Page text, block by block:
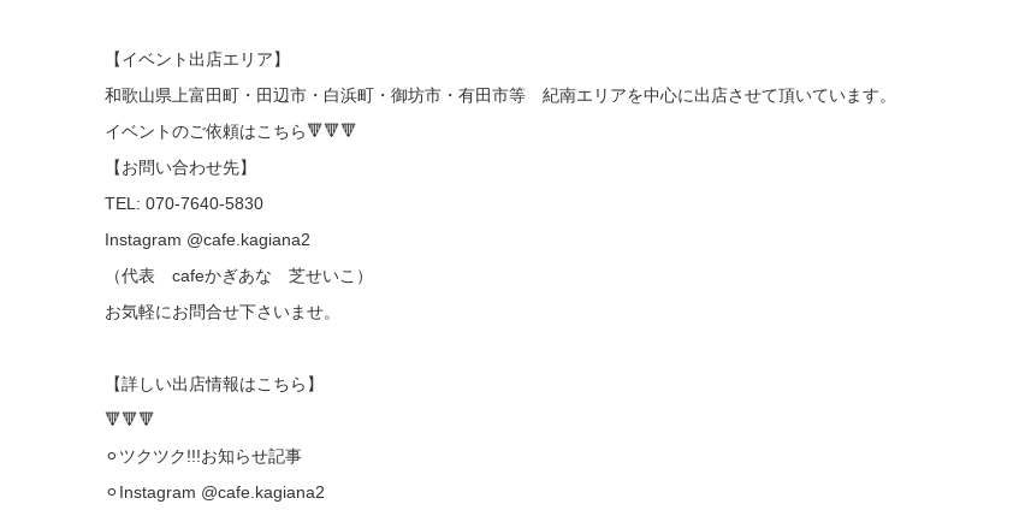
【イベント出店エリア】
和歌山県上富田町・田辺市・白浜町・御坊市・有田市等 紀南エリアを中心に出店させて頂いています。
イベントのご依頼はこちら🔻🔻🔻
【お問い合わせ先】
TEL: 070-7640-5830
Instagram @cafe.kagiana2
（代表 cafeかぎあな 芝せいこ）
お気軽にお問合せ下さいませ。
【詳しい出店情報はこちら】
🔻🔻🔻
⚪︎ツクツク!!!お知らせ記事
⚪︎Instagram @cafe.kagiana2